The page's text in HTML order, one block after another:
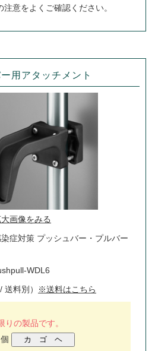
注意をよくご確認ください。
用アタッチメント
画像をみる
症対策 プッシュバー・プルバー
WDL6
料別） ※送料はこちら
りの製品です。
個